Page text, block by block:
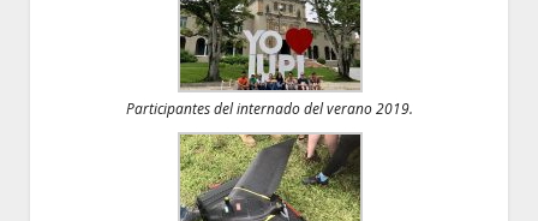
Participantes del internado del verano 2019.